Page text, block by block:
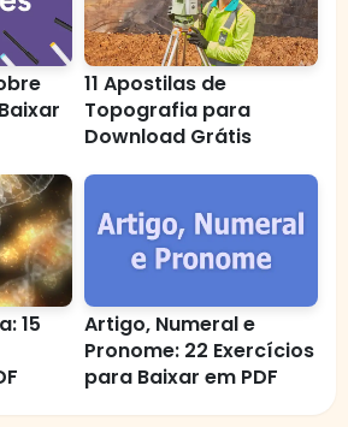
11 Apostilas de
Topografia para
Download Grátis
15
Artigo, Numeral e
Pronome: 22 Exercícios
para Baixar em PDF